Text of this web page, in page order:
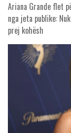
Ariana Grande flet
nga jeta publike:
prej kohësh